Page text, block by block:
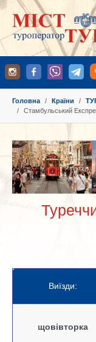
Головна
Країни
Стамбульський
Show larger version
Виїзди:
щовівторка